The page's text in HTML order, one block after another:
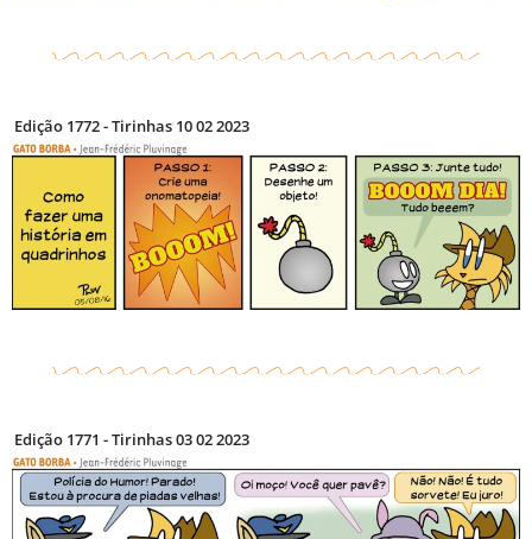
Edição 1772 - Tirinhas 10 02 2023
Edição 1771 - Tirinhas 03 02 2023